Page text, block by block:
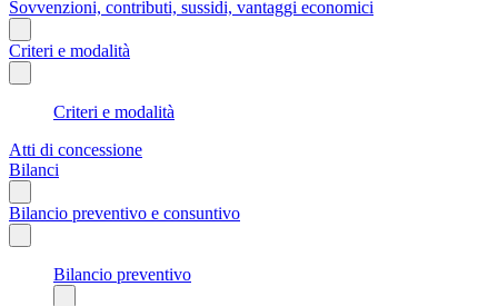
Sovvenzioni, contributi, sussidi, vantaggi economici
Criteri e modalità
Criteri e modalità
Atti di concessione
Bilanci
Bilancio preventivo e consuntivo
Bilancio preventivo